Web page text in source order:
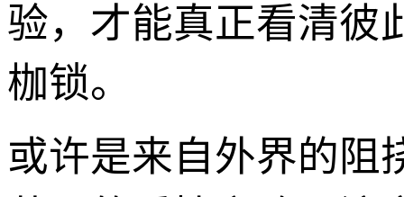
验，才能真正看清彼
枷锁。
或许是来自外界的阻